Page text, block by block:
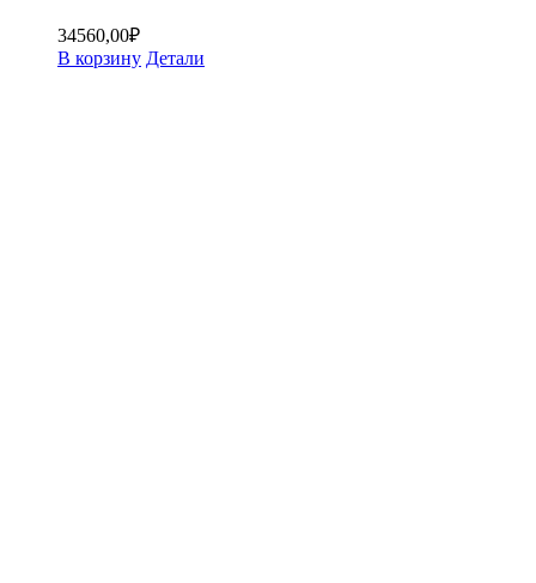
34560,00₽
В корзину Детали